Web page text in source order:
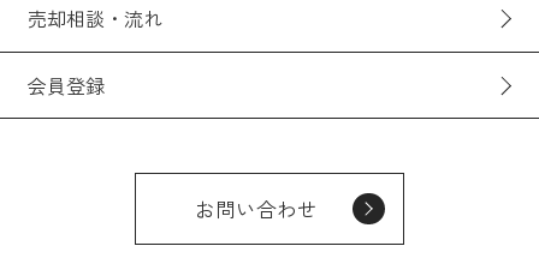
売却相談・流れ
会員登録
お問い合わせ